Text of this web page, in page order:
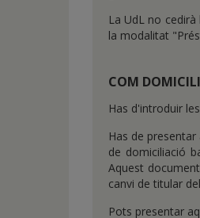
La UdL no
la modalitat
COM
Has d'introduir
Has de
de domiciliació
Aquest
canvi de titular
Pots presentar